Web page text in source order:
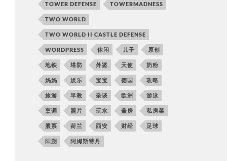
TOWER DEFENSE TOWERMADNESS
TWO WORLD
TWO WORLD II CASTLE DEFENSE
WORDPRESS 休闲 儿子 原创
地铁 塔防 外婆 天使 奶粉
妈妈 娱乐 宝宝 德国 攻略
旅游 早教 杂谈 欧洲 游泳
烹调 照片 玩水 盖房 私房菜
股票 荷兰 西安 财经 足球
阳朔 阿姆斯特丹